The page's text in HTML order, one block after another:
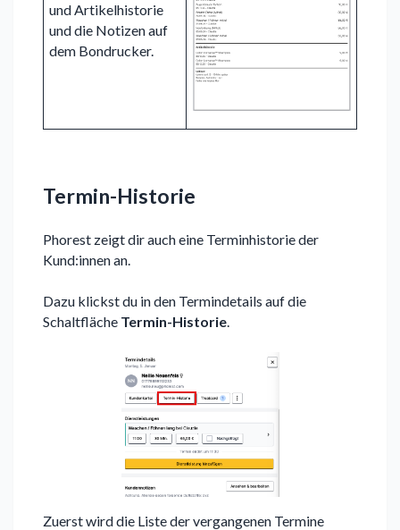
und Artikelhistorie
und die Notizen auf
dem Bondrucker.
Termin-Historie
Phorest zeigt dir auch eine Terminhistorie der
Kund:innen an.
Dazu klickst du in den Termindetails auf die
Schaltfläche Termin-Historie.
Zuerst wird die Liste der vergangenen Termine